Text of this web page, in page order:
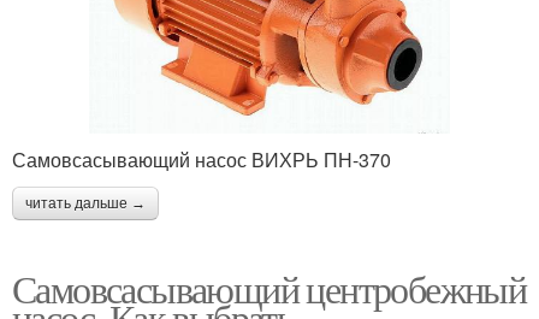
Самовсасывающий насос ВИХРЬ ПН-370
читать дальше →
Самовсасывающий центробежный